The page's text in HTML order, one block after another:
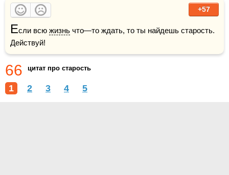
+57
Если всю жизнь что—то ждать, то ты найдешь старость.
Действуй!
66 цитат про старость
1 2 3 4 5